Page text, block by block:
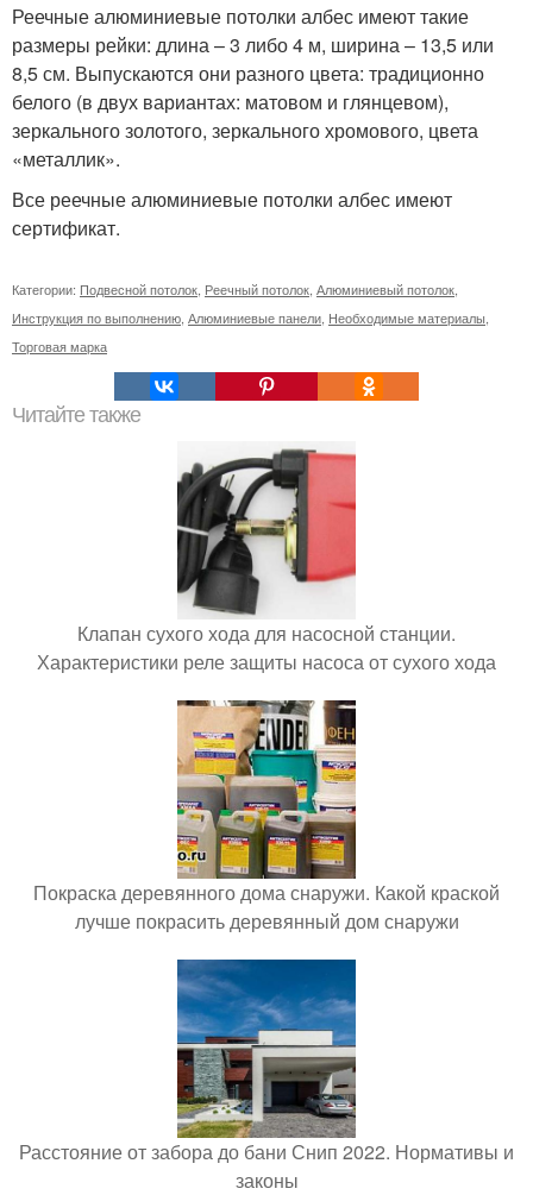
Реечные алюминиевые потолки албес имеют такие
размеры рейки: длина – 3 либо 4 м, ширина – 13,5 или
8,5 см. Выпускаются они разного цвета: традиционно
белого (в двух вариантах: матовом и глянцевом),
зеркального золотого, зеркального хромового, цвета
«металлик».
Все реечные алюминиевые потолки албес имеют
сертификат.
Категории: Подвесной потолок Реечный потолок Алюминиевый потолок
Инструкция по выполнению Алюминиевые панели Необходимые материалы
Торговая марка
Читайте также
Клапан сухого хода для насосной станции.
Характеристики реле защиты насоса от сухого хода
Покраска деревянного дома снаружи. Какой краской
лучше покрасить деревянный дом снаружи
Расстояние от забора до бани Снип 2022. Нормативы и
законы